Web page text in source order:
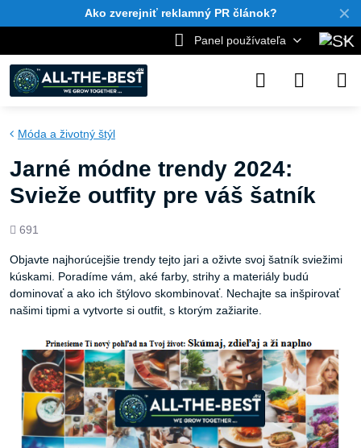
✕
Ako zverejniť reklamný PR článok?
Panel používateľa
Móda a životný štýl
Jarné módne trendy 2024:
Svieže outfity pre váš šatník
Počet
691
Objavte najhorúcejšie trendy tejto jari a oživte svoj šatník sviežimi
kúskami. Poradíme vám, aké farby, strihy a materiály budú
dominovať a ako ich štýlovo skombinovať. Nechajte sa inšpirovať
našimi tipmi a vytvorte si outfit, s ktorým zažiarite.